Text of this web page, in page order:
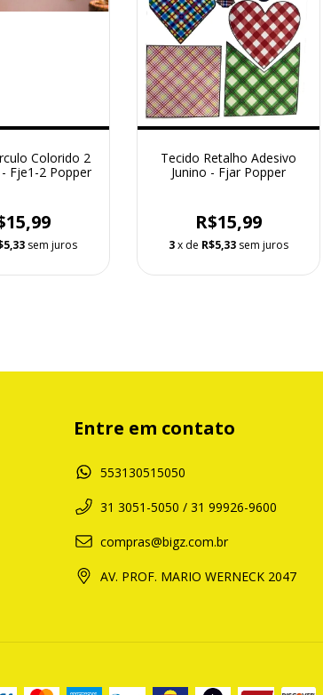
Colorido 2
Fje1-2 Popper
sem juros
Tecido Retalho Adesivo
Junino - Fjar Popper
R$15,99
3x de R$5,33 sem juros
Entre em contato
553130515050
31 3051-5050 / 31 99926-9600
compras@bigz.com.br
AV. PROF. MARIO WERNECK 2047